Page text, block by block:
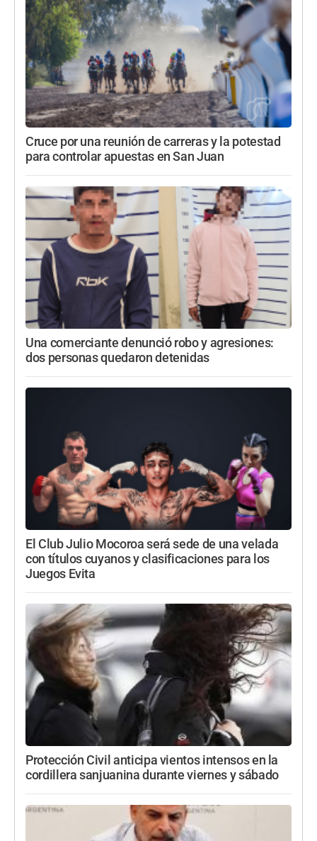
Cruce por una reunión de carreras y la potestad
para controlar apuestas en San Juan
Una comerciante denunció robo y agresiones:
dos personas quedaron detenidas
El Club Julio Mocoroa será sede de una velada
con títulos cuyanos y clasificaciones para los
Juegos Evita
Protección Civil anticipa vientos intensos en la
cordillera sanjuanina durante viernes y sábado